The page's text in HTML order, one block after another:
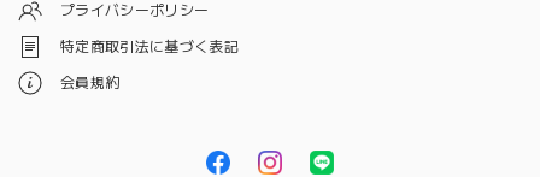
プライバシーポリシー
特定商取引法に基づく表記
会員規約